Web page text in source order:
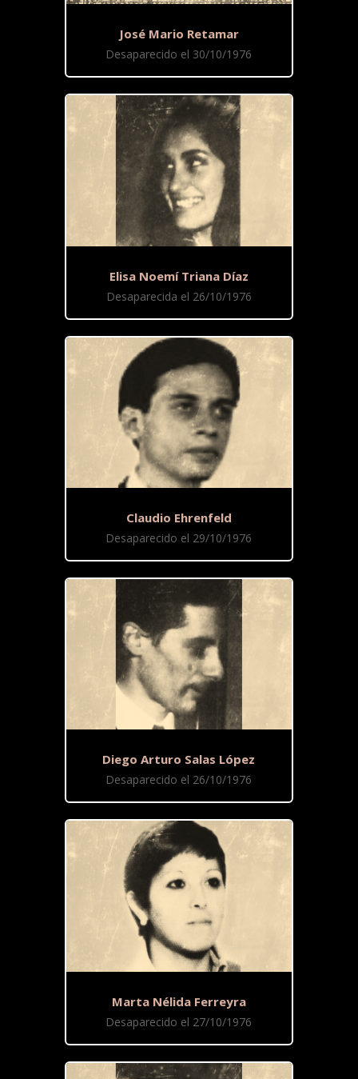
José Mario Retamar
Desaparecido el 30/10/1976
Elisa Noemí Triana Díaz
Desaparecida el 26/10/1976
Claudio Ehrenfeld
Desaparecido el 29/10/1976
Diego Arturo Salas López
Desaparecido el 26/10/1976
Marta Nélida Ferreyra
Desaparecido el 27/10/1976